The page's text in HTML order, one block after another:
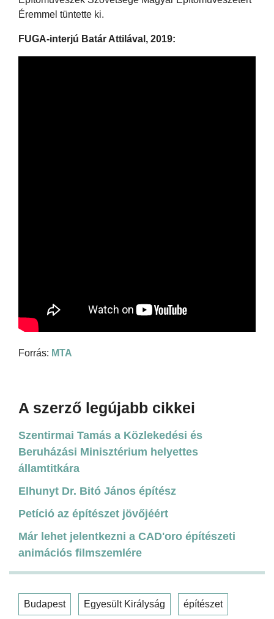
Éremmel tüntette ki.
FUGA-interjú Batár Attilával, 2019:
Forrás: MTA
A szerző legújabb cikkei
Szentirmai Tamás a Közlekedési és
Beruházási Minisztérium helyettes
államtitkára
Elhunyt Dr. Bitó János építész
Petíció az építészet jövőjéért
Már lehet jelentkezni a CAD'oro építészeti
animációs filmszemlére
Budapest Egyesült Királyság építészet